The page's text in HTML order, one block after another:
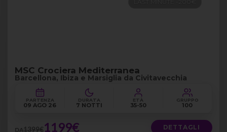
MSC Crociera Mediterranea
Barcellona, Ibiza e Marsiglia da Civitavecchia
PARTENZA
09 AGO 26
DURATA
7 NOTTI
ETÀ
35-50
GRUPPO
100
DA1399€1199€ DETTAGLI